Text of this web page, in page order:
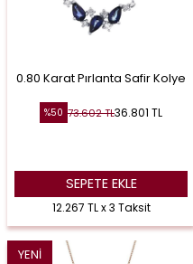
0.80 Karat Pırlanta Safir Kolye
%50 73.602TL36.801 TL
SEPETE EKLE
12.267 TL x 3 Taksit
YENI